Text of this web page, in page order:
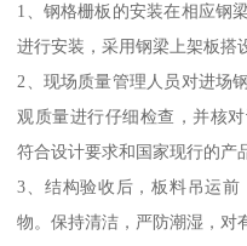
1、钢格栅板的安装在相应钢
进行安装，采用钢梁上架板搭
2、现场质量管理人员对进场
观质量进行仔细检查，并核
符合设计要求和国家现行的产
3、结构验收后，板料吊运
物。保持清洁，严防潮湿，对